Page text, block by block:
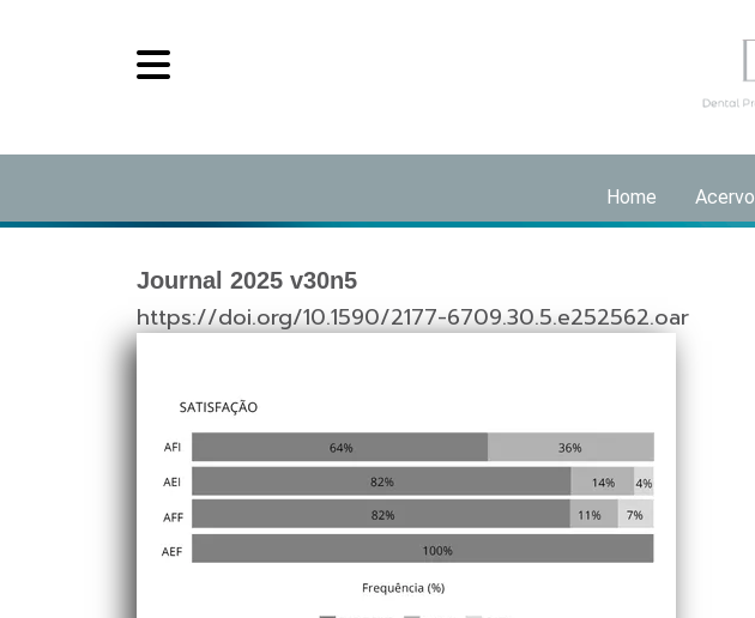
Home Acervo
Journal 2025 v30n5
https://doi.org/10.1590/2177-6709.30.5.e252562.oar